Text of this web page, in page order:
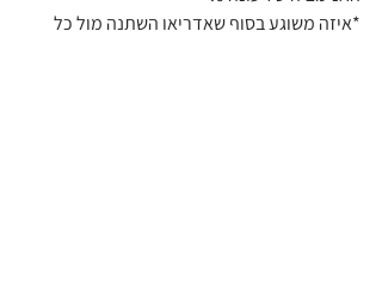
*איזה משוגע בסוף שאדריאן השתנה מול כל